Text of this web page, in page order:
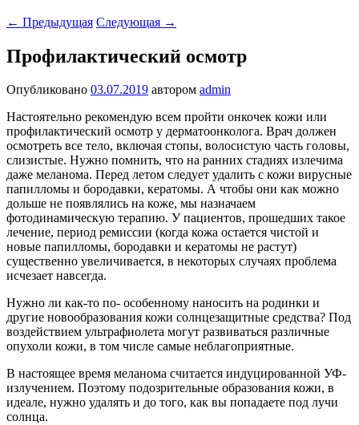
← Предыдущая Следующая →
Профилактический осмотр
Опубликовано 03.07.2019 автором admin
Настоятельно рекомендую всем пройти онкочек кожи или
профилактический осмотр у дерматоонколога. Врач дол­жен
осмотреть все тело, вклю­чая стопы, волосистую часть головы,
слизистые. Нужно помнить, что на ранних стади­ях излечима
даже меланома. Перед летом следует удалить с кожи вирусные
папилломы и бородавки, кератомы. А что­бы они как можно
дольше не появлялись на коже, мы назна­чаем
фотодинамическую тера­пию. У пациентов, прошедших такое
лечение, период ремис­сии (когда кожа остается чи­стой и
новые папилломы, бо­родавки и кератомы не растут)
существенно увеличивается, в некоторых случаях проблема
исчезает навсегда.
Нужно ли как-то по- особенному наносить на ро­динки и
другие новообра­зования кожи солнцеза­щитные средства? Под
воз­действием ультрафиолета могут развиваться различ­ные
опухоли кожи, в том чис­ле самые неблагоприятные.
В настоящее время мелано­ма считается индуцирован­ной УФ-
излучением. Поэто­му подозрительные образо­вания кожи, в
идеале, нуж­но удалять и до того, как вы попадаете под лучи
солнца.